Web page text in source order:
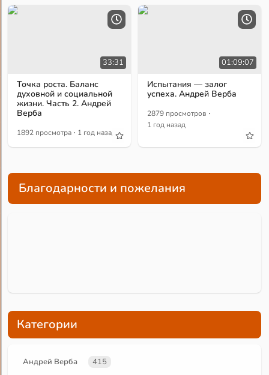
33:31
Точка роста. Баланс
духовной и социальной
жизни. Часть 2. Андрей
Верба
1892 просмотра · 1 год назад
01:09:07
Испытания — залог
успеха. Андрей Верба
2879 просмотров ·
1 год назад
Благодарности и пожелания
Категории
Андрей Верба 415